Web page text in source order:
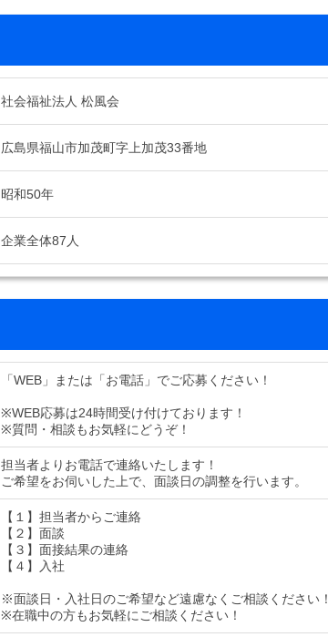
社会福祉法人 松風会
広島県福山市加茂町字上加茂33番地
昭和50年
企業全体87人
「WEB」または「お電話」でご応募ください！
※WEB応募は24時間受け付けております！
※質問・相談もお気軽にどうぞ！
担当者よりお電話で連絡いたします！
ご希望をお伺いした上で、面談日の調整を行います。
【１】担当者からご連絡
【２】面談
【３】面接結果の連絡
【４】入社
※面談日・入社日のご希望など遠慮なくご相談ください！
※在職中の方もお気軽にご相談ください！